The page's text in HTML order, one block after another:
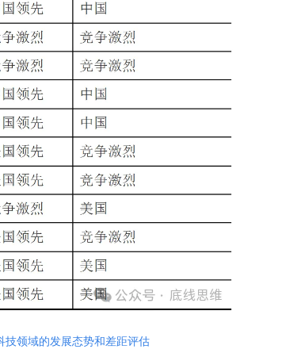
技领域的发展态势和差距评估